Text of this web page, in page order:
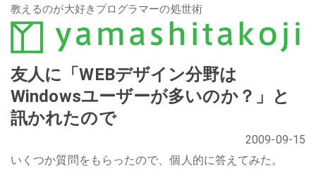
教えるのが大好きプログラマーの処世術
友人に「WEBデザイン分野は
Windowsユーザーが多いのか？」と
訊かれたので
2009-09-15
いくつか質問をもらったので、個人的に答えてみた。